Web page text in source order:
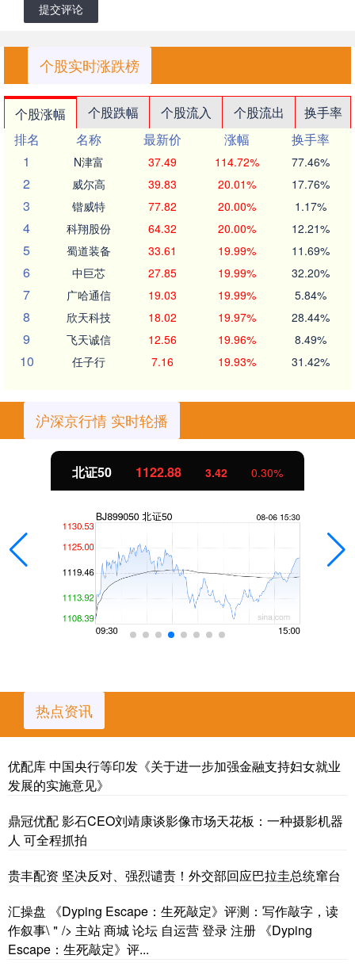
提交评论
个股实时涨跌榜
个股涨幅 个股跌幅 个股流入 个股流出
换手率
排名
名称 最新价 涨幅
换手率
1
N津富 37.49 114.72% 77.46%
2 威尔高 39.83 20.01% 17.76%
3 锴威特 77.82 20.00% 1.17%
4 科翔股份 64.32 20.00% 12.21%
5 蜀道装备 33.61 19.99% 11.69%
6 中巨芯 27.85 19.99% 32.20%
7 广哈通信 19.03 19.99% 5.84%
8 欣天科技 18.02 19.97% 28.44%
9 飞天诚信 12.56 19.96% 8.49%
10 任子行 7.16 19.93% 31.42%
沪深京行情 实时轮播
北证50 1122.88 3.42 0.30%
热点资讯
优配库 中国央行等印发《关于进一步加强金融支持妇女就业
发展的实施意见》
鼎冠优配 影石CEO刘靖康谈影像市场天花板：一种摄影机器
人 可全程抓拍
贵丰配资 坚决反对、强烈谴责！外交部回应巴拉圭总统窜台
汇操盘 《Dyping Escape：生死敲定》评测：写作敲字，读
作叙事\＂/> 主站 商城 论坛 自运营 登录 注册 《Dyping
Escape：生死敲定》评...